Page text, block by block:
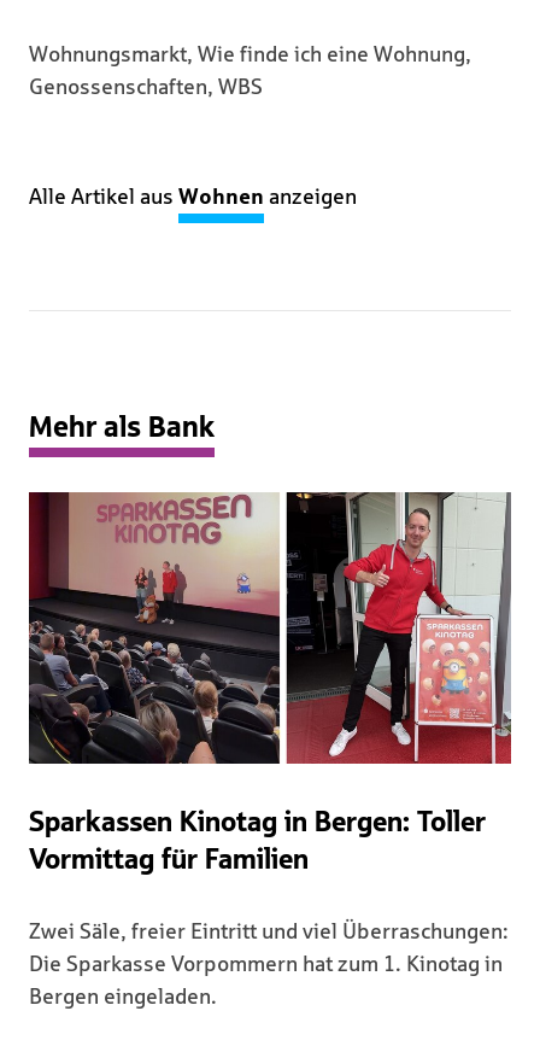
Wohnungsmarkt, Wie finde ich eine Wohnung,
Genossenschaften, WBS
Alle Artikel aus Wohnen anzeigen
Mehr als Bank
Sparkassen Kinotag in Bergen: Toller
Vormittag für Familien
Zwei Säle, freier Eintritt und viel Überraschungen:
Die Sparkasse Vorpommern hat zum 1. Kinotag in
Bergen eingeladen.